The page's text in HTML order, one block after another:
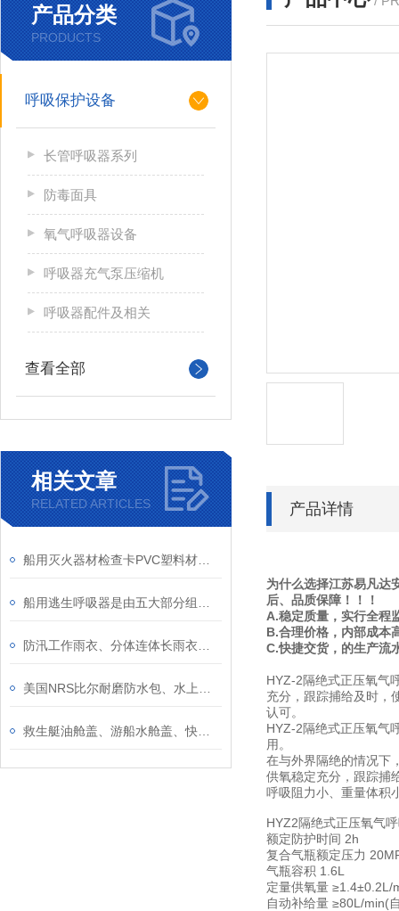
产品分类
PRODUCTS
呼吸保护设备
长管呼吸器系列
防毒面具
氧气呼吸器设备
呼吸器充气泵压缩机
呼吸器配件及相关
查看全部
相关文章
RELATED ARTICLES 产品详情
为什么选择江苏易凡达
后、品质保障！！！
A.稳定质量，实行全程
B.合理价格，内部成本
C.快捷交货，的生产流
HYZ-2隔绝式正压氧气
充分，跟踪捕给及时，
认可。
HYZ-2隔绝式正压氧气
用。
在与外界隔绝的情况下
供氧稳定充分，跟踪捕
呼吸阻力小、重量体积
HYZ2隔绝式正压氧气
额定防护时间 2h
复合气瓶额定压力
气瓶容积 1.6L
定量供氧量 ≥1.4±0.2L/
自动补给量 ≥80L/min(